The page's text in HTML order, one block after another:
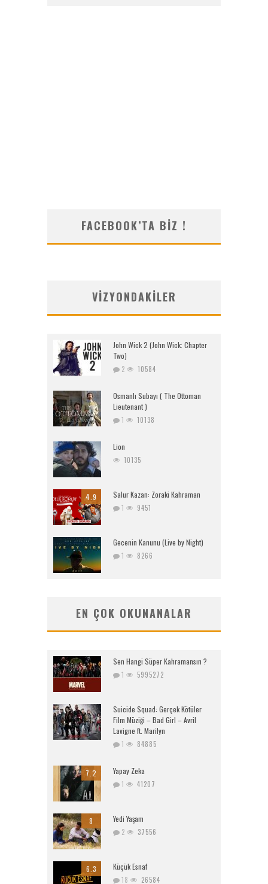
FACEBOOK’TA BIZ !
VIZYONDAKILER
John Wick 2 (John Wick: Chapter
Two)
2 10584
Osmanlı Subayı ( The Ottoman
Lieutenant )
1 10138
Lion
10135
4.9 Salur Kazan: Zoraki Kahraman
1 9451
Gecenin Kanunu (Live by Night)
1 8266
EN ÇOK OKUNANALAR
Sen Hangi Süper Kahramansın ?
1 5995272
Suicide Squad: Gerçek Kötüler
Film Müziği – Bad Girl – Avril
Lavigne ft. Marilyn
1 84885
7.2 Yapay Zeka
1 41207
8 Yedi Yaşam
2 37556
6.3 Küçük Esnaf
18 26584